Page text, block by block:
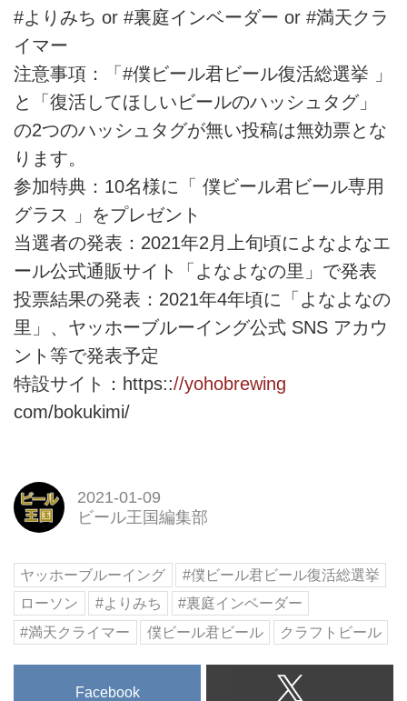
#よりみち or #裏庭インベーダー or #満天クラ
イマー
注意事項：「#僕ビール君ビール復活総選挙 」
と「復活してほしいビールのハッシュタグ」
の2つのハッシュタグが無い投稿は無効票とな
ります。
参加特典：10名様に「 僕ビール君ビール専用
グラス 」をプレゼント
当選者の発表：2021年2月上旬頃によなよなエ
ール公式通販サイト「よなよなの里」で発表
投票結果の発表：2021年4年頃に「よなよなの
里」、ヤッホーブルーイング公式 SNS アカウ
ント等で発表予定
特設サイト：https:://yohobrewing
com/bokukimi/
2021-01-09
ビール王国編集部
ヤッホーブルーイング
#僕ビール君ビール復活総選挙
ローソン
#よりみち
#裏庭インベーダー
#満天クライマー
僕ビール君ビール クラフトビール
Facebook